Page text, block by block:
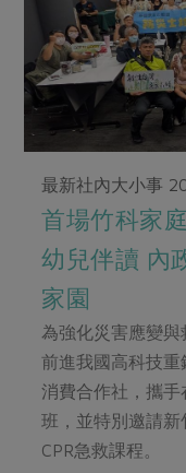
豆製品
肉品・水產
畜產肉類
水畜加工品
休閒零嘴
保健食品
居家好物
常備菜
蔬食
蛋料理
料理方式
烘焙．點心
醬料
湯品．鍋物
漬物
涼拌沙拉
飲品
2026年端午節預購圓
更多預購活動
當季產品
合作25-經典快閃最後
合作25-精選產品第四彈
合作25-精選產品第三彈
更多當季產品
議題活動
主婦聯盟X樂齡網特約
主婦食堂
社內大小事
產品故事
樂齡生活
廚房瑜伽
減硝酸鹽
非基改運動
廢核運動
減添加物
公益金
認識合作社
關於我們
員工與求才
產品檢驗
自主把關
檢驗報告
硝酸鹽檢驗
社員權益
重要公告
最新社內大小事
首場竹科家
幼兒伴讀 內
家園
為強化災害應變
前進我國高科技
消費合作社，攜
班，並特別邀請新
CPR急救課程。